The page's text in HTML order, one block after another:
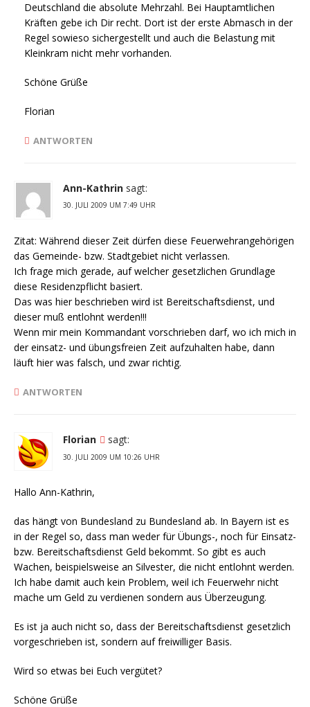
Deutschland die absolute Mehrzahl. Bei Hauptamtlichen
Kräften gebe ich Dir recht. Dort ist der erste Abmasch in der
Regel sowieso sichergestellt und auch die Belastung mit
Kleinkram nicht mehr vorhanden.
Schöne Grüße
Florian
ANTWORTEN
Ann-Kathrin sagt:
30. JULI 2009 UM 7:49 UHR
Zitat: Während dieser Zeit dürfen diese Feuerwehrangehörigen
das Gemeinde- bzw. Stadtgebiet nicht verlassen.
Ich frage mich gerade, auf welcher gesetzlichen Grundlage
diese Residenzpflicht basiert.
Das was hier beschrieben wird ist Bereitschaftsdienst, und
dieser muß entlohnt werden!!!
Wenn mir mein Kommandant vorschrieben darf, wo ich mich in
der einsatz- und übungsfreien Zeit aufzuhalten habe, dann
läuft hier was falsch, und zwar richtig.
ANTWORTEN
Florian sagt:
30. JULI 2009 UM 10:26 UHR
Hallo Ann-Kathrin,
das hängt von Bundesland zu Bundesland ab. In Bayern ist es
in der Regel so, dass man weder für Übungs-, noch für Einsatz-
bzw. Bereitschaftsdienst Geld bekommt. So gibt es auch
Wachen, beispielsweise an Silvester, die nicht entlohnt werden.
Ich habe damit auch kein Problem, weil ich Feuerwehr nicht
mache um Geld zu verdienen sondern aus Überzeugung.
Es ist ja auch nicht so, dass der Bereitschaftsdienst gesetzlich
vorgeschrieben ist, sondern auf freiwilliger Basis.
Wird so etwas bei Euch vergütet?
Schöne Grüße